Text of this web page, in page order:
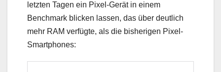
letzten Tagen ein Pixel-Gerät in einem
Benchmark blicken lassen, das über deutlich
mehr RAM verfügte, als die bisherigen Pixel-
Smartphones: